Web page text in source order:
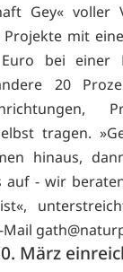
Gey« voller
mit
bei einer
20
tragen.
hinaus,
auf - wir
Mail
März